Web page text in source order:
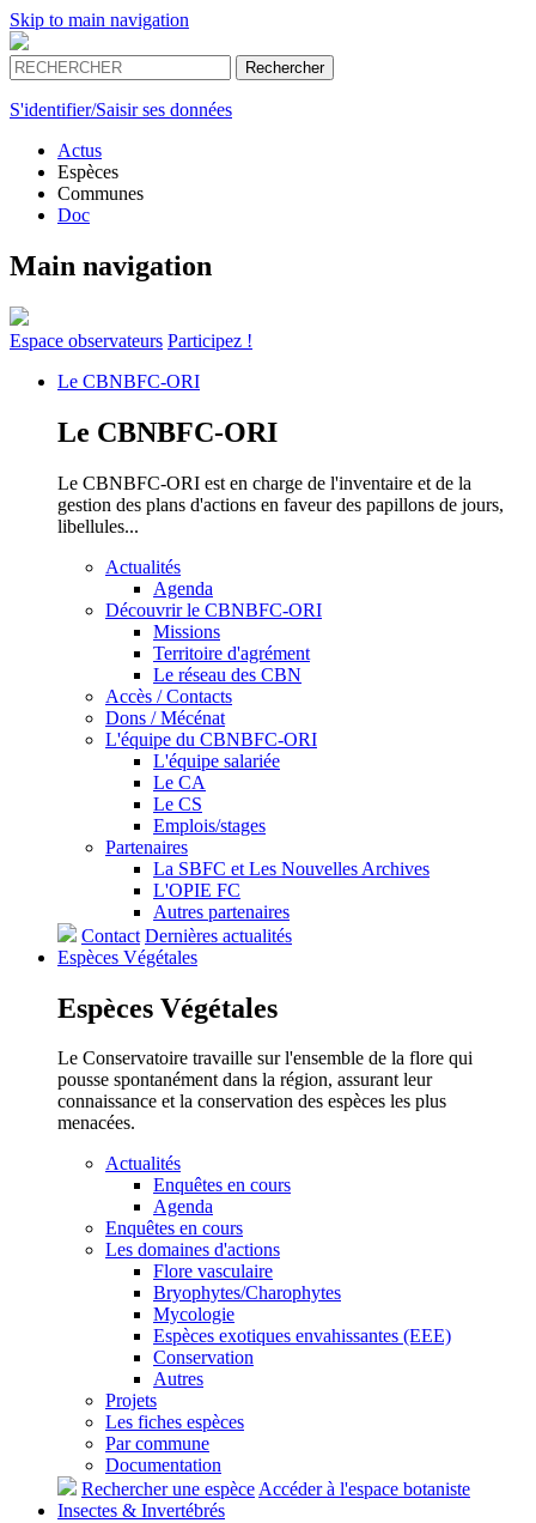
Skip to main navigation
S'identifier/Saisir ses données
Actus
Espèces
Communes
Doc
Main navigation
Espace observateurs Participez !
Le CBNBFC-ORI
Le CBNBFC-ORI
Le CBNBFC-ORI est en charge de l'inventaire et de la
gestion des plans d'actions en faveur des papillons de jours,
libellules...
Actualités
Agenda
Découvrir le CBNBFC-ORI
Missions
Territoire d'agrément
Le réseau des CBN
Accès / Contacts
Dons / Mécénat
L'équipe du CBNBFC-ORI
L'équipe salariée
Le CA
Le CS
Emplois/stages
Partenaires
La SBFC et Les Nouvelles Archives
L'OPIE FC
Autres partenaires
Contact Dernières actualités
Espèces Végétales
Espèces Végétales
Le Conservatoire travaille sur l'ensemble de la flore qui
pousse spontanément dans la région, assurant leur
connaissance et la conservation des espèces les plus
menacées.
Actualités
Enquêtes en cours
Agenda
Enquêtes en cours
Les domaines d'actions
Flore vasculaire
Bryophytes/Charophytes
Mycologie
Espèces exotiques envahissantes (EEE)
Conservation
Autres
Projets
Les fiches espèces
Par commune
Documentation
Rechercher une espèceAccéder à l'espace botaniste
Insectes & Invertébrés